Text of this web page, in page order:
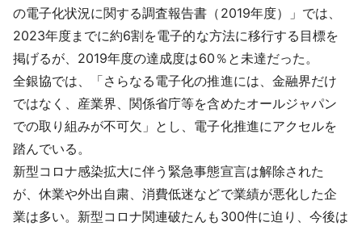
の電子化状況に関する調査報告書（2019年度）」では、
2023年度までに約6割を電子的な方法に移行する目標を
掲げるが、2019年度の達成度は60％と未達だった。
全銀協では、「さらなる電子化の推進には、金融界だけ
ではなく、産業界、関係省庁等を含めたオールジャパン
での取り組みが不可欠」とし、電子化推進にアクセルを
踏んでいる。
新型コロナ感染拡大に伴う緊急事態宣言は解除された
が、休業や外出自粛、消費低迷などで業績が悪化した企
業は多い。新型コロナ関連破たんも300件に迫り、今後は